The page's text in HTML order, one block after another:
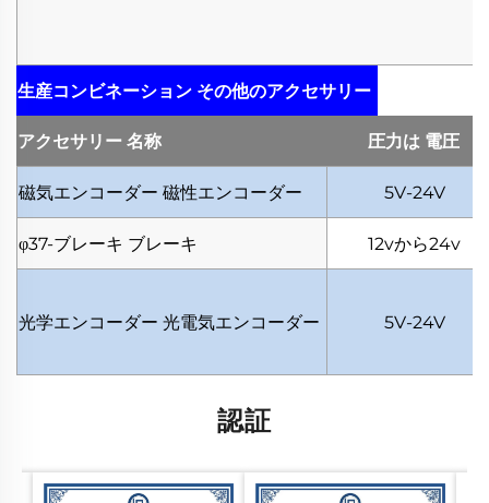
生産コンビネーション その他のアクセサリー
アクセサリー 名称 圧力は 電圧
磁気エンコーダー 磁性エンコーダー 5V-24V
φ37-ブレーキ ブレーキ 12vから24v
光学エンコーダー 光電気エンコーダー 5V-24V
認証